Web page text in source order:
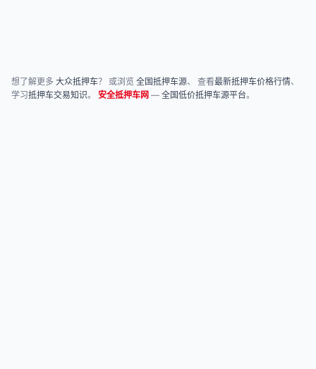
想了解更多 大众抵押车？ 或浏览 全国抵押车源、 查看最新抵押车价格行情、
学习抵押车交易知识。 安全抵押车网 — 全国低价抵押车源平台。